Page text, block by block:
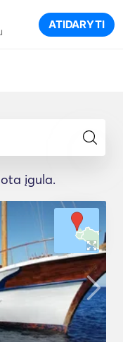
ATIDARYTI
įgula.